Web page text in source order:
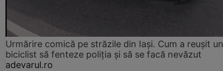
Urmărire comică pe străzile din Iași. Cum a reușit un
biciclist să fenteze poliția și să se facă nevăzut
adevarul.ro